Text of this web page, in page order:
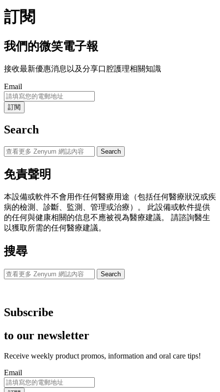
訂閱
我們的微笑電子報
接收最新優惠消息以及分享口腔護理相關知識
Email
Search
Search
免責聲明
本設備或軟件不會用作任何醫療用途（包括任何醫療狀況或疾
病的檢測、診斷、監測、管理或治療）。 此設備或軟件提供
的任何與健康相關的信息不應被視為醫療建議。 請諮詢醫生
以獲取所需的任何醫療建議。
搜尋
Search
Subscribe
to our newsletter
Receive weekly product promos, information and oral care tips!
Email